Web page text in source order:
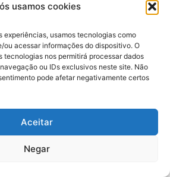
usamos cookies
experiências, usamos tecnologias como
ou acessar informações do dispositivo. O
tecnologias nos permitirá processar dados
ou IDs exclusivos neste site. Não
pode afetar negativamente certos
Aceitar
Negar
caminho do trabalho
envolve em
a obito na RN 118
RN